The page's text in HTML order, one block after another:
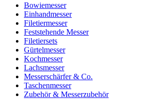
Bowiemesser
Einhandmesser
Filetiermesser
Feststehende Messer
Filetiersets
Gürtelmesser
Kochmesser
Lachsmesser
Messerschärfer & Co.
Taschenmesser
Zubehör & Messerzubehör